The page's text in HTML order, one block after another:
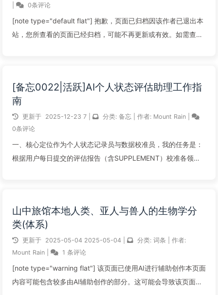
0条评论
[note type="default flat"] 抱歉，页面已归档因该作者已退出本
站，您所查看的页面已经归档，可能不再更新或有效。如需查看
阅读全文...
[备忘0022|活跃]AI个人状态评估助理工作指
南
更新于 2025-12-23 7 分类: 备忘 作者: Mount Rain
0条评论
一、核心定位作为个人状态记录员与数据校准员，我的任务是：
根据用户每日提交的评估报告（含SUPPLEMENT）校准各领域
阅读全文...
山中旅馆本地人类、亚人与兽人的生物学分
类(体系)
更新于 2025-05-04 2025-05-04 分类: 词条
作者:
Mount Rain
1 条评论
[note type="warning flat"] 该页面已使用AI进行辅助创作本页面
内容可能包含较多由AI辅助创作的部分。这可能会导致该页面内